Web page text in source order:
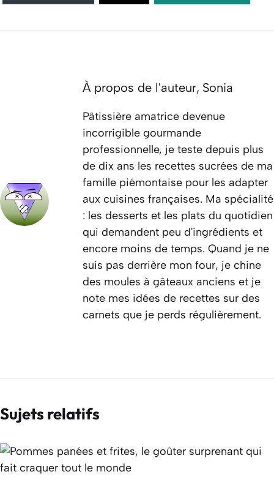
À propos de l'auteur, Sonia
Pâtissière amatrice devenue
incorrigible gourmande
professionnelle, je teste depuis plus
de dix ans les recettes sucrées de ma
famille piémontaise pour les adapter
aux cuisines françaises. Ma spécialité
: les desserts et les plats du quotidien
qui demandent peu d'ingrédients et
encore moins de temps. Quand je ne
suis pas derrière mon four, je chine
des moules à gâteaux anciens et je
note mes idées de recettes sur des
carnets que je perds régulièrement.
Sujets relatifs